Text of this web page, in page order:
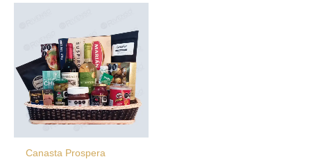
Canasta Prospera